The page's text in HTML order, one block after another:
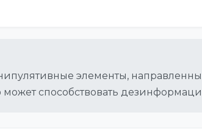
элементы,
способствовать